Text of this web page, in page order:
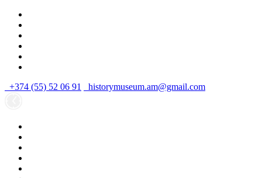
+374 (55) 52 06 91 historymuseum.am@gmail.com